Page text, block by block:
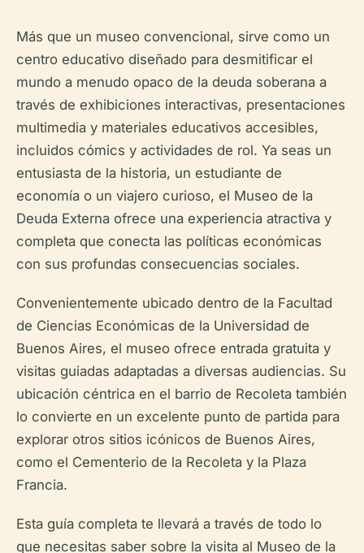
Más que un museo convencional, sirve como un
centro educativo diseñado para desmitificar el
mundo a menudo opaco de la deuda soberana a
través de exhibiciones interactivas, presentaciones
multimedia y materiales educativos accesibles,
incluidos cómics y actividades de rol. Ya seas un
entusiasta de la historia, un estudiante de
economía o un viajero curioso, el Museo de la
Deuda Externa ofrece una experiencia atractiva y
completa que conecta las políticas económicas
con sus profundas consecuencias sociales.
Convenientemente ubicado dentro de la Facultad
de Ciencias Económicas de la Universidad de
Buenos Aires, el museo ofrece entrada gratuita y
visitas guiadas adaptadas a diversas audiencias. Su
ubicación céntrica en el barrio de Recoleta también
lo convierte en un excelente punto de partida para
explorar otros sitios icónicos de Buenos Aires,
como el Cementerio de la Recoleta y la Plaza
Francia.
Esta guía completa te llevará a través de todo lo
que necesitas saber sobre la visita al Museo de la